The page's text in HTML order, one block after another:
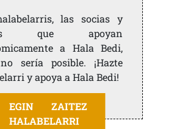
las socias y
que apoyan
a Hala Bedi,
sería posible. ¡Hazte
y apoya a Hala Bedi!
EGIN ZAITEZ
HALABELARRI